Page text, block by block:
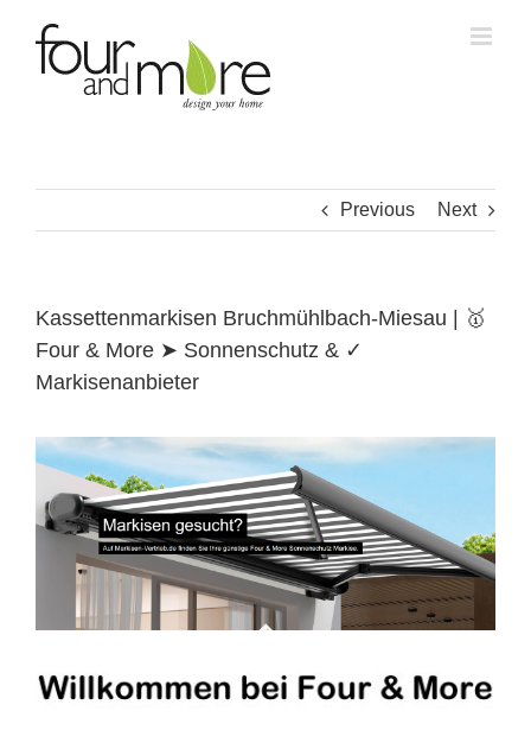
content
Previous Next
Kassettenmarkisen Bruchmühlbach-Miesau | 🥇
Four & More ➤ Sonnenschutz & ✓
Markisenanbieter